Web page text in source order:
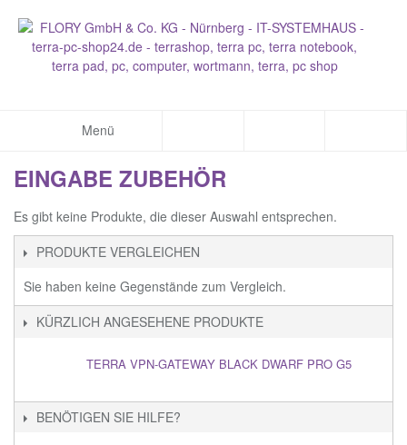
Menü
EINGABE ZUBEHÖR
Es gibt keine Produkte, die dieser Auswahl entsprechen.
PRODUKTE VERGLEICHEN
Sie haben keine Gegenstände zum Vergleich.
KÜRZLICH ANGESEHENE PRODUKTE
TERRA VPN-GATEWAY BLACK DWARF PRO G5
BENÖTIGEN SIE HILFE?